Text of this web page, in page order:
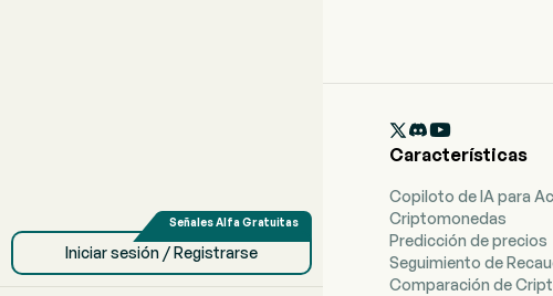
Iniciar sesión / Registrarse

Características
Copiloto de IA para
Criptomonedas
Predicción de precios
Seguimiento de
Comparación de